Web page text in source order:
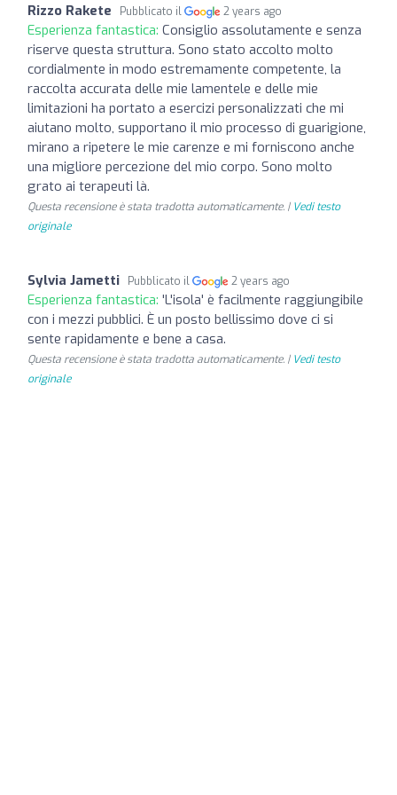
Rizzo Rakete Pubblicato il 2 years ago
Esperienza fantastica: Consiglio assolutamente e senza
riserve questa struttura. Sono stato accolto molto
cordialmente in modo estremamente competente, la
raccolta accurata delle mie lamentele e delle mie
limitazioni ha portato a esercizi personalizzati che mi
aiutano molto, supportano il mio processo di guarigione,
mirano a ripetere le mie carenze e mi forniscono anche
una migliore percezione del mio corpo. Sono molto
grato ai terapeuti là.
Questa recensione è stata tradotta automaticamente. | Vedi testo
originale
Sylvia Jametti Pubblicato il 2 years ago
Esperienza fantastica: 'L'isola' è facilmente raggiungibile
con i mezzi pubblici. È un posto bellissimo dove ci si
sente rapidamente e bene a casa.
Questa recensione è stata tradotta automaticamente. | Vedi testo
originale